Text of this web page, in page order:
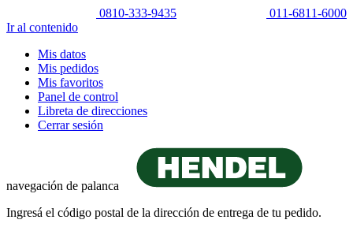
0810-333-9435
011-6811-6000
Ir al contenido
Mis datos
Mis pedidos
Mis favoritos
Panel de control
Libreta de direcciones
Cerrar sesión
navegación de palanca
Ingresá el código postal de la dirección de entrega de tu pedido.